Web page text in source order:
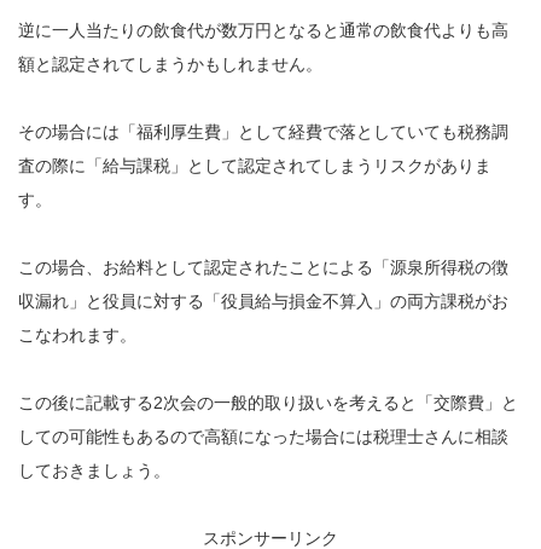
逆に一人当たりの飲食代が数万円となると通常の飲食代よりも高
額と認定されてしまうかもしれません。
その場合には「福利厚生費」として経費で落としていても税務調
査の際に「給与課税」として認定されてしまうリスクがありま
す。
この場合、お給料として認定されたことによる「源泉所得税の徴
収漏れ」と役員に対する「役員給与損金不算入」の両方課税がお
こなわれます。
この後に記載する2次会の一般的取り扱いを考えると「交際費」と
しての可能性もあるので高額になった場合には税理士さんに相談
しておきましょう。
スポンサーリンク